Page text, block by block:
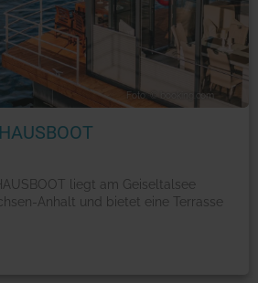
Foto: © booking.com
liegt am Geiseltalsee
Anhalt und bietet eine Terrasse